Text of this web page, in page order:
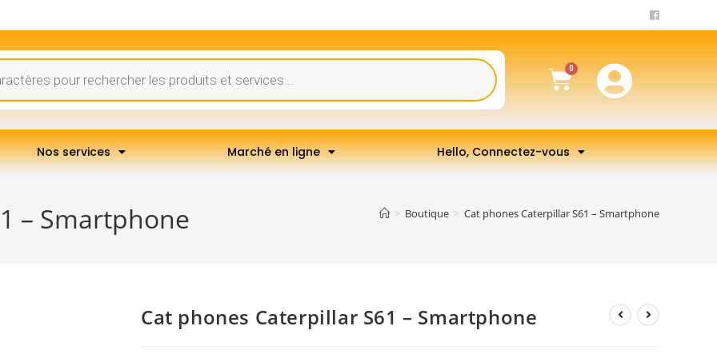
Nos services Marché en ligne Hello, Connectez-vous
– Smartphone > Boutique > Cat phones Caterpillar S61 – Smartphone
Cat phones Caterpillar S61 – Smartphone